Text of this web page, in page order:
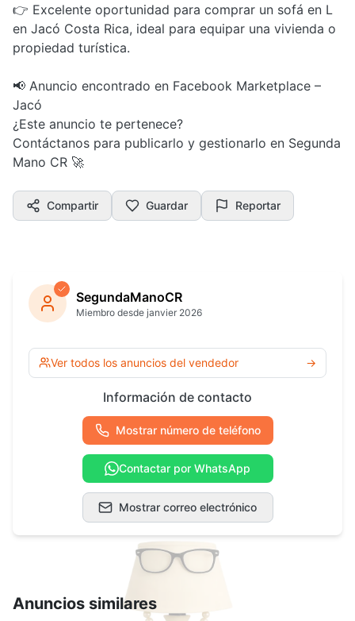
👉 Excelente oportunidad para comprar un sofá en L
en Jacó Costa Rica, ideal para equipar una vivienda o
propiedad turística.
📢 Anuncio encontrado en Facebook Marketplace –
Jacó
¿Este anuncio te pertenece?
Contáctanos para publicarlo y gestionarlo en Segunda
Mano CR 🚀
Compartir Guardar Reportar
SegundaManoCR
Miembro desde janvier 2026
Ver todos los anuncios del vendedor →
Información de contacto
Mostrar número de teléfono
Contactar por WhatsApp
Mostrar correo electrónico
Anuncios similares